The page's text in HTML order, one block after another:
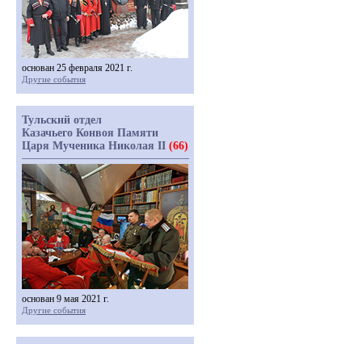
основан 25 февраля 2021 г.
Другие события
Тульский отдел
Казачьего Конвоя Памяти
Царя Мученика Николая II (66)
основан 9 мая 2021 г.
Другие события